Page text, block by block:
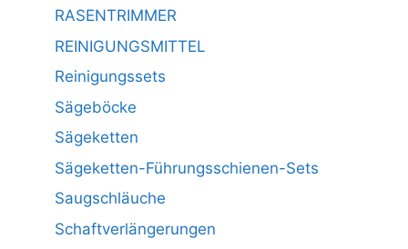
RASENTRIMMER
REINIGUNGSMITTEL
Reinigungssets
Sägeböcke
Sägeketten
Sägeketten-Führungsschienen-Sets
Saugschläuche
Schaftverlängerungen